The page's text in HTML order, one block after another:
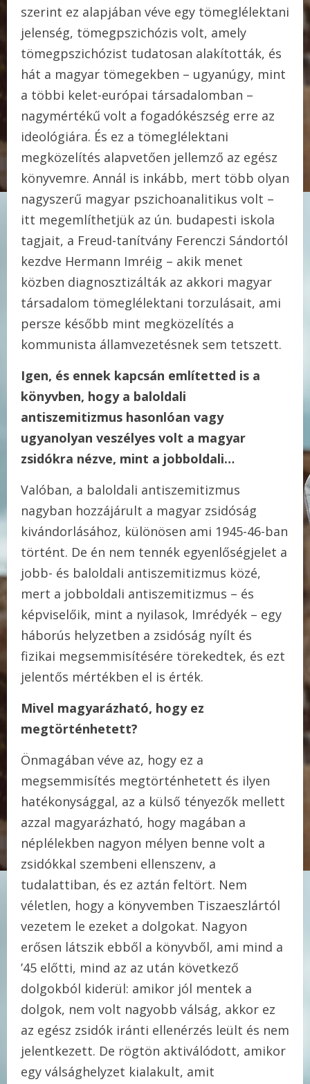
szerint ez alapjában véve egy tömeglélektani
jelenség, tömegpszichózis volt, amely
tömegpszichózist tudatosan alakították, és
hát a magyar tömegekben – ugyanúgy, mint
a többi kelet-európai társadalomban –
nagymértékű volt a fogadókészség erre az
ideológiára. És ez a tömeglélektani
megközelítés alapvetően jellemző az egész
könyvemre. Annál is inkább, mert több olyan
nagyszerű magyar pszichoanalitikus volt –
itt megemlíthetjük az ún. budapesti iskola
tagjait, a Freud-tanítvány Ferenczi Sándortól
kezdve Hermann Imréig – akik menet
közben diagnosztizálták az akkori magyar
társadalom tömeglélektani torzulásait, ami
persze később mint megközelítés a
kommunista államvezetésnek sem tetszett.
Igen, és ennek kapcsán említetted is a
könyvben, hogy a baloldali
antiszemitizmus hasonlóan vagy
ugyanolyan veszélyes volt a magyar
zsidókra nézve, mint a jobboldali…
Valóban, a baloldali antiszemitizmus
nagyban hozzájárult a magyar zsidóság
kivándorlásához, különösen ami 1945-46-ban
történt. De én nem tennék egyenlőségjelet a
jobb- és baloldali antiszemitizmus közé,
mert a jobboldali antiszemitizmus – és
képviselőik, mint a nyilasok, Imrédyék – egy
háborús helyzetben a zsidóság nyílt és
fizikai megsemmisítésére törekedtek, és ezt
jelentős mértékben el is érték.
Mivel magyarázható, hogy ez
megtörténhetett?
Önmagában véve az, hogy ez a
megsemmisítés megtörténhetett és ilyen
hatékonysággal, az a külső tényezők mellett
azzal magyarázható, hogy magában a
néplélekben nagyon mélyen benne volt a
zsidókkal szembeni ellenszenv, a
tudalattiban, és ez aztán feltört. Nem
véletlen, hogy a könyvemben Tiszaeszlártól
vezetem le ezeket a dolgokat. Nagyon
erősen látszik ebből a könyvből, ami mind a
’45 előtti, mind az az után következő
dolgokból kiderül: amikor jól mentek a
dolgok, nem volt nagyobb válság, akkor ez
az egész zsidók iránti ellenérzés leült és nem
jelentkezett. De rögtön aktiválódott, amikor
egy válsághelyzet kialakult, amit